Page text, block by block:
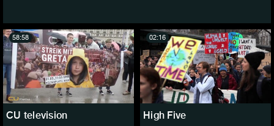
CU television
58:58
High Five
02:16